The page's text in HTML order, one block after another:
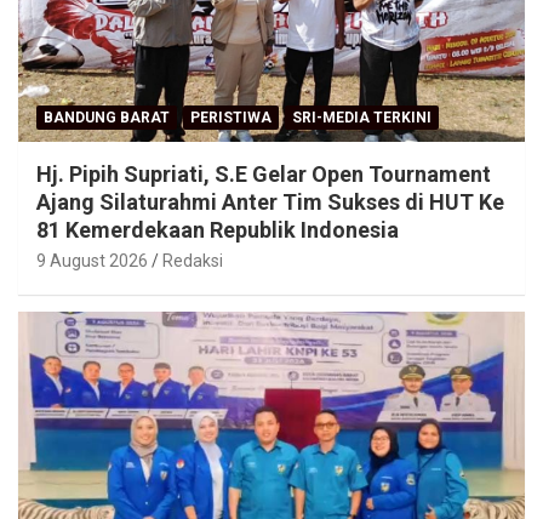
BANDUNG BARAT PERISTIWA SRI-MEDIA TERKINI
Hj. Pipih Supriati, S.E Gelar Open Tournament
Ajang Silaturahmi Anter Tim Sukses di HUT Ke
81 Kemerdekaan Republik Indonesia
9 August 2026 Redaksi